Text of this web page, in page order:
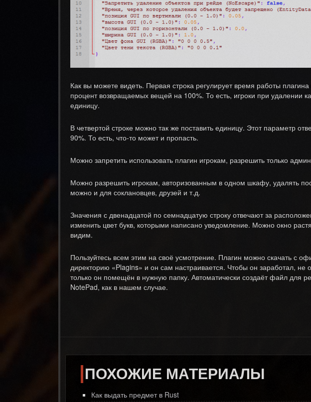
Как вы можете видеть. Первая строка регулирует время работы
процент возвращаемых вещей на 100%. То есть, игроки при удалении
единицу.
В четвертой строке можно так же поставить единицу. Этот параметр
90%. То есть, что-то может и пропасть.
Можно запретить использовать плагин игрокам, разрешить только
Можно разрешить игрокам, авторизованным в одном шкафу, удалять
можно и для соклановцев, друзей и т.д.
Значения с двенадцатой по семнадцатую строку отвечают за
изменить цвет букв, которыми написано уведомление. Можно окно
видим.
Пользуйтесь всем этим на своё усмотрение. Плагин можно скачать с
директорию «Plagins» и он сам настраивается. Чтобы он заработал, не
только он помещён в нужную папку. Автоматически создаёт файл для
NotePad, как в нашем случае.
ПОХОЖИЕ МАТЕРИАЛЫ
Как выдать предмет в Rust